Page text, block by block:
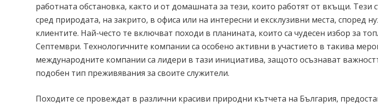
работната обстановка, както и от домашната за тези, които работят от вкъщи. Тези
сред природата, на закрито, в офиса или на интересни и ексклузивни места, според
клиентите. Най-често те включват походи в планината, които са чудесен избор за
Септември. Технологичните компании са особено активни в участието в такива
международните компании са лидери в тази инициатива, защото осъзнават
подобен тип преживявания за своите служители.
Походите се провеждат в различни красиви природни кътчета на България,